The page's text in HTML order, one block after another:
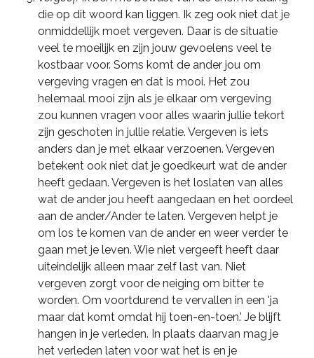
die op dit woord kan liggen. Ik zeg ook niet dat je
onmiddellijk moet vergeven. Daar is de situatie
veel te moeilijk en zijn jouw gevoelens veel te
kostbaar voor. Soms komt de ander jou om
vergeving vragen en dat is mooi. Het zou
helemaal mooi zijn als je elkaar om vergeving
zou kunnen vragen voor alles waarin jullie tekort
zijn geschoten in jullie relatie. Vergeven is iets
anders dan je met elkaar verzoenen. Vergeven
betekent ook niet dat je goedkeurt wat de ander
heeft gedaan. Vergeven is het loslaten van alles
wat de ander jou heeft aangedaan en het oordeel
aan de ander/Ander te laten. Vergeven helpt je
om los te komen van de ander en weer verder te
gaan met je leven. Wie niet vergeeft heeft daar
uiteindelijk alleen maar zelf last van. Niet
vergeven zorgt voor de neiging om bitter te
worden. Om voortdurend te vervallen in een 'ja
maar dat komt omdat hij toen-en-toen.' Je blijft
hangen in je verleden. In plaats daarvan mag je
het verleden laten voor wat het is en je